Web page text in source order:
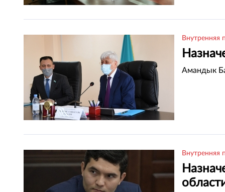
Внутренняя
Амандык
Внутренняя